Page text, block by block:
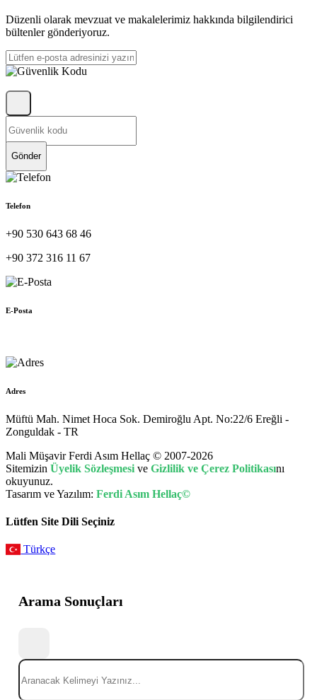
Düzenli olarak mevzuat ve makalelerimiz hakkında bilgilendirici
bültenler gönderiyoruz.
Gönder
Telefon
+90 530 643 68 46
+90 372 316 11 67
E-Posta
Adres
Müftü Mah. Nimet Hoca Sok. Demiroğlu Apt. No:22/6 Ereğli -
Zonguldak - TR
Mali Müşavir Ferdi Asım Hellaç © 2007-2026
Sitemizin Üyelik Sözleşmesi ve Gizlilik ve Çerez Politikasını
okuyunuz.
Tasarım ve Yazılım: Ferdi Asım Hellaç©
Lütfen Site Dili Seçiniz
Türkçe
Arama Sonuçları